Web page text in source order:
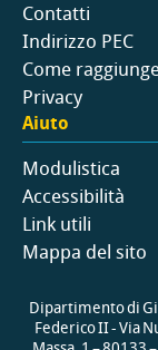
Contatti
Indirizzo PEC
Come
Privacy
Aiuto
Modulistica
Accessibilità
Link utili
Mappa del sito
Dipartimento di
Federico II - Via